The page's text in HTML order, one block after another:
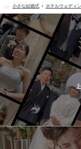
小さな結婚式 ホテルウェディ